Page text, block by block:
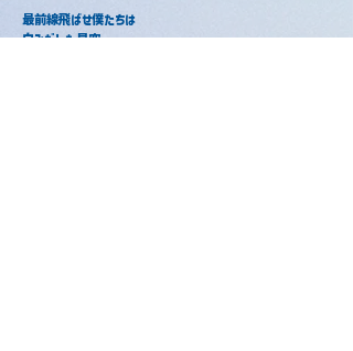
最前線飛ばせ僕たちは
白みだした星空